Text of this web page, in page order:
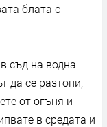
блата с
съд на водна
да се разтопи,
от огъня и
в средата и